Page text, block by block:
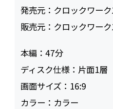
発売元： クロックワーク
販売元： クロックワーク
本編：47
ディスク仕様： 片面1層
画面サイズ： 16:9
カラー： カラー